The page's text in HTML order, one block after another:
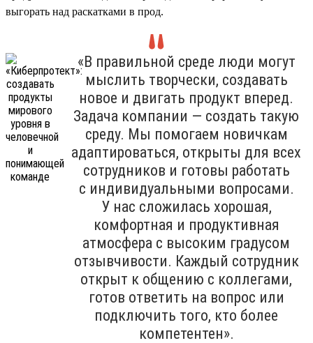
выгорать над раскатками в прод.
«В правильной среде люди могут
мыслить творчески, создавать
новое и двигать продукт вперед.
Задача компании — создать такую
среду. Мы помогаем новичкам
адаптироваться, открыты для всех
сотрудников и готовы работать
с индивидуальными вопросами.
У нас сложилась хорошая,
комфортная и продуктивная
атмосфера с высоким градусом
отзывчивости. Каждый сотрудник
открыт к общению с коллегами,
готов ответить на вопрос или
подключить того, кто более
компетентен».